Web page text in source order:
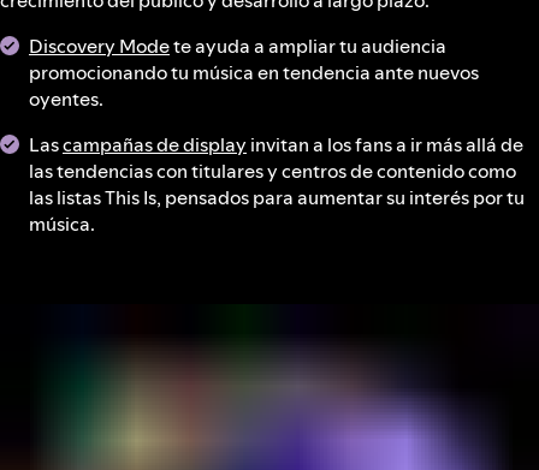
Discovery Modete ayuda a ampliar tu audiencia
promocionando tu música en tendencia ante nuevos
oyentes.
Lascampañas de display invitan a los fans a ir más allá de
las tendencias con titulares y centros de contenido como
las listas This Is, pensados para aumentar su interés por tu
música.